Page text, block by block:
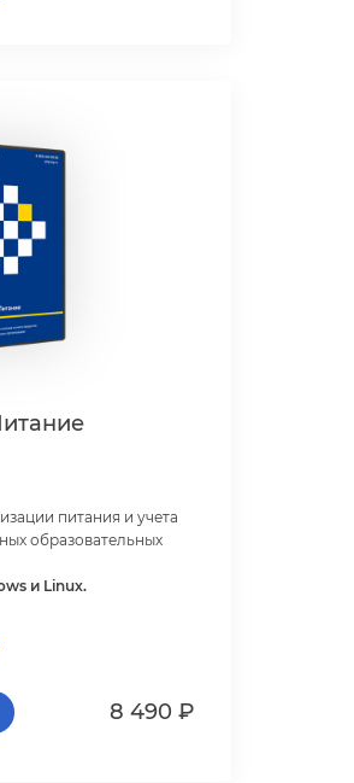
питания и учета
образовательных
и Linux.
8 490 ₽